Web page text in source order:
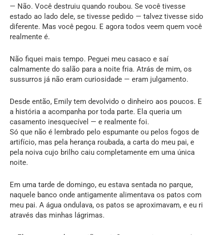
— Não. Você destruiu quando roubou. Se você tivesse
estado ao lado dele, se tivesse pedido — talvez tivesse sido
diferente. Mas você pegou. E agora todos veem quem você
realmente é.
Não fiquei mais tempo. Peguei meu casaco e saí
calmamente do salão para a noite fria. Atrás de mim, os
sussurros já não eram curiosidade — eram julgamento.
Desde então, Emily tem devolvido o dinheiro aos poucos. E
a história a acompanha por toda parte. Ela queria um
casamento inesquecível — e realmente foi.
Só que não é lembrado pelo espumante ou pelos fogos de
artifício, mas pela herança roubada, a carta do meu pai, e
pela noiva cujo brilho caiu completamente em uma única
noite.
Em uma tarde de domingo, eu estava sentada no parque,
naquele banco onde antigamente alimentava os patos com
meu pai. A água ondulava, os patos se aproximavam, e eu ri
através das minhas lágrimas.